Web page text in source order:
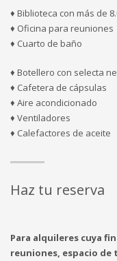
♦ Biblioteca con más de
♦ Oficina para reuniones
♦ Cuarto de baño
♦ Botellero con selecta
♦ Cafetera de cápsulas
♦ Aire acondicionado
♦ Ventiladores
♦ Calefactores de aceite
Haz tu reserva
Para alquileres cuya
reuniones, espacio de